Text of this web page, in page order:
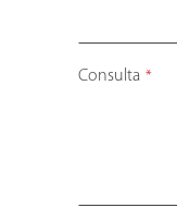
Email *
Consulta *